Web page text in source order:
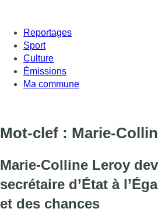
Reportages
Sport
Culture
Émissions
Ma commune
Mot-clef : Marie-
Marie-Colline Leroy
secrétaire d’État à
et des chances